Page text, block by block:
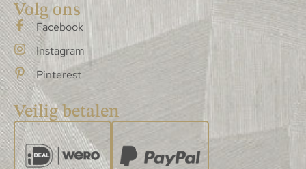
Volg ons
Facebook
Instagram
Pinterest
Veilig betalen